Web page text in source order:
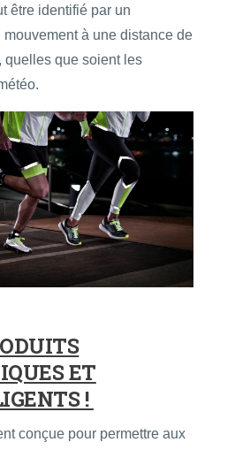
être identifié par un
à une distance de
quelles que soient les
ET
!
conçue pour permettre aux